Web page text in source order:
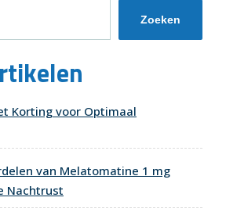
Zoeken
Korting voor Optimaal
van Melatomatine 1 mg
Nachtrust